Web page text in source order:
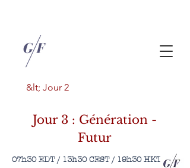
&lt; Jour 2
Jour 3 : Génération -
Futur
07h30 EDT / 13h30 CEST / 19h30 HKT